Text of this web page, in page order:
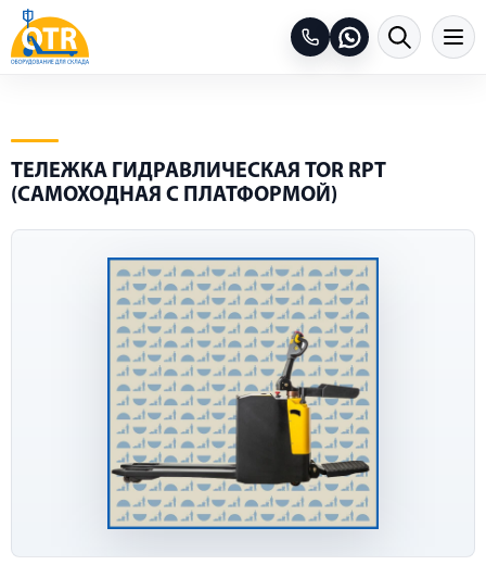
ТЕЛЕЖКА ГИДРАВЛИЧЕСКАЯ TOR RPT
(САМОХОДНАЯ С ПЛАТФОРМОЙ)